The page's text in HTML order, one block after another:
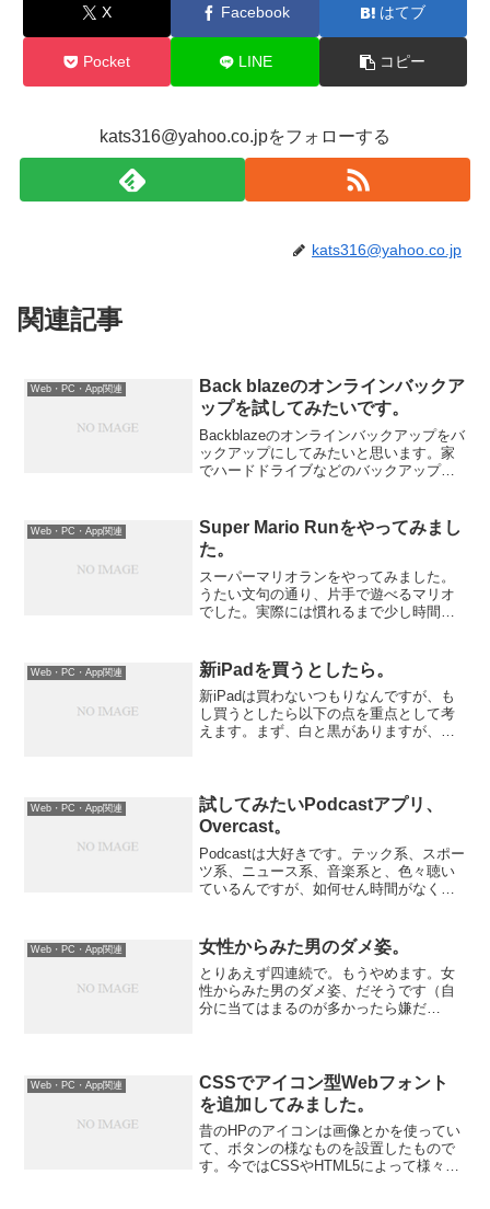
X Facebook はてブ
Pocket LINE コピー
kats316@yahoo.co.jpをフォローする
kats316@yahoo.co.jp
関連記事
Web・PC・App関連
Back blazeのオンラインバックア
ップを試してみたいです。
Backblazeのオンラインバックアップをバ
ックアップにしてみたいと思います。家
でハードドライブなどのバックアップし
も然りでしょう。オンラインでパソコン
のファイルをバ...
Web・PC・App関連
Super Mario Runをやってみまし
た。
スーパーマリオランをやってみました。
うたい文句の通り、片手で遊べるマリオ
でした。実際には慣れるまで少し時間が
た。
Web・PC・App関連 新iPadを買うとしたら。
新iPadは買わないつもりなんですが、も
し買うとしたら以下の点を重点として考
えます。まず、白と黒がありますが、迷
に溶け込む。ここは動...
Web・PC・App関連
試してみたいPodcastアプリ、
Overcast。
Podcastは大好きです。テック系、スポー
ツ系、ニュース系、音楽系と、色々聴い
ているんですが、如何せん時間がなく、
るアプリが発表されました。Overcastで
す。Ov...
Web・PC・App関連 女性からみた男のダメ姿。
とりあえず四連続で。もうやめます。女
性からみた男のダメ姿、だそうです（自
分に当てはまるのが多かったら嫌だ
て思うんですか...
Web・PC・App関連
CSSでアイコン型Webフォント
を追加してみました。
昔のHPのアイコンは画像とかを使ってい
て、ボタンの様なものを設置したもので
す。今ではCSSやHTML5によって様々な